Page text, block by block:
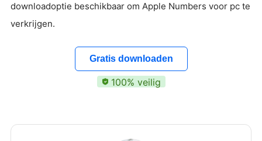
downloadoptie beschikbaar om Apple Numbers voor pc te
verkrijgen.
Gratis downloaden
100% veilig